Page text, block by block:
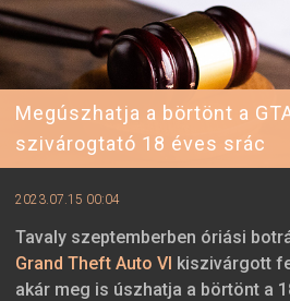
Megúszhatja a börtönt a
szivárogtató 18 éves srác
2023.07.15 00:04
Tavaly szeptemberben óriási
Grand Theft Auto VI kiszivárgott
akár meg is úszhatja a börtönt a